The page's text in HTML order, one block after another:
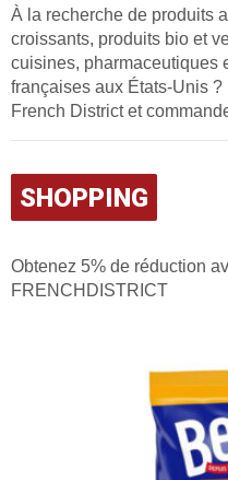
À la recherche de produits
croissants, produits bio et
cuisines, pharmaceutiques
françaises aux États-Unis
French District et
SHOPPING
Obtenez 5% de réduction
FRENCHDISTRICT